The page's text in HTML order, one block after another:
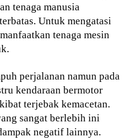
tenaga manusia
Untuk mengatasi
tenaga mesin
perjalanan namun pada
kendaraan bermotor
terjebak kemacetan.
sangat berlebih ini
negatif lainnya.